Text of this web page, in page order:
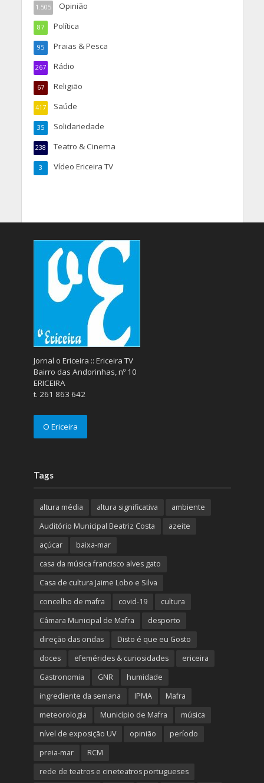
Opinião
1.505
Política
87
Praias & Pesca
95
Rádio
267
Religião
67
Saúde
417
Solidariedade
35
Teatro & Cinema
238
Vídeo Ericeira TV
3
Jornal o Ericeira :: Ericeira TV
Bairro das Andorinhas, nº 10
ERICEIRA
t. 261 863 642
O Ericeira
Tags
altura média altura significativa
ambiente
Auditório Municipal Beatriz Costa
azeite
açúcar
baixa-mar
casa da música francisco alves gato
Casa de cultura Jaime Lobo e Silva
concelho de mafra
covid-19
cultura
Câmara Municipal de Mafra
desporto
direção das ondas
Disto é que eu Gosto
doces
efemérides & curiosidades
ericeira
Gastronomia
GNR
humidade
ingrediente da semana
IPMA
Mafra
meteorologia
Município de Mafra
música
nível de exposição UV
opinião
período
preia-mar
RCM
rede de teatros e cineteatros portugueses